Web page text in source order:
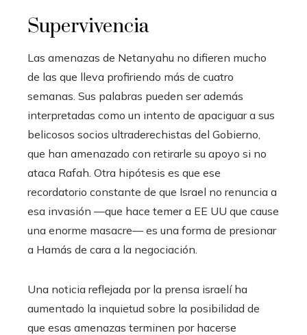
Supervivencia
Las amenazas de Netanyahu no difieren mucho
de las que lleva profiriendo más de cuatro
semanas. Sus palabras pueden ser además
interpretadas como un intento de apaciguar a sus
belicosos socios ultraderechistas del Gobierno,
que han amenazado con retirarle su apoyo si no
ataca Rafah. Otra hipótesis es que ese
recordatorio constante de que Israel no renuncia a
esa invasión —que hace temer a EE UU que cause
una enorme masacre— es una forma de presionar
a Hamás de cara a la negociación.
Una noticia reflejada por la prensa israelí ha
aumentado la inquietud sobre la posibilidad de
que esas amenazas terminen por hacerse